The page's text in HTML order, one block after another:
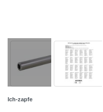
Ich-zapfe